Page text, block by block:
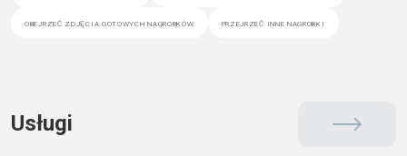
obejrzeć zdjęcia gotowych nagrobków przejrzeć inne nagrobki
Usługi